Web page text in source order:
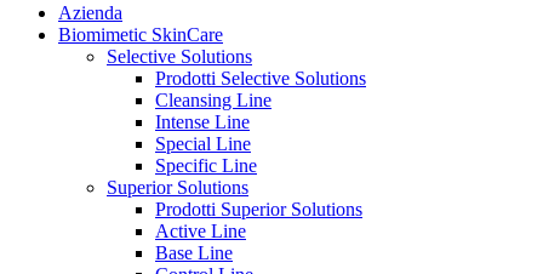
Azienda
Biomimetic SkinCare
Selective Solutions
Prodotti Selective Solutions
Cleansing Line
Intense Line
Special Line
Specific Line
Superior Solutions
Prodotti Superior Solutions
Active Line
Base Line